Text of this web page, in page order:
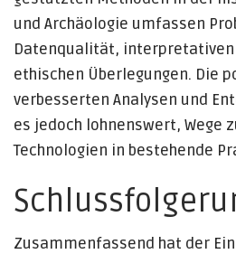
und Archäologie umfassen
Datenqualität, interpretativen
ethischen Überlegungen. Die
verbesserten Analysen und
es jedoch lohnenswert, Wege
Technologien in bestehende
Zusammenfassend hat der